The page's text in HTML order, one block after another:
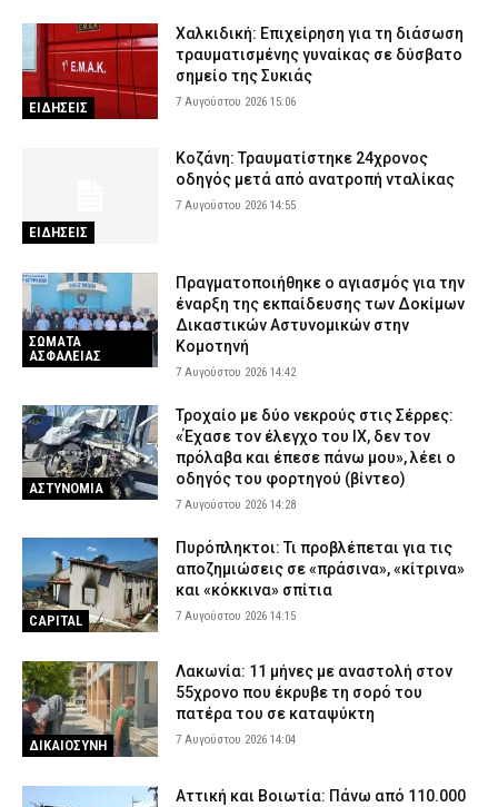
ΕΙΔΗΣΕΙΣ
Χαλκιδική: Επιχείρηση για τη διάσωση
τραυματισμένης γυναίκας σε δύσβατο
σημείο της Συκιάς
7 Αυγούστου 2026 15:06
ΕΙΔΗΣΕΙΣ
Κοζάνη: Τραυματίστηκε 24χρονος
οδηγός μετά από ανατροπή νταλίκας
7 Αυγούστου 2026 14:55
ΣΩΜΑΤΑ
ΑΣΦΑΛΕΙΑΣ
Πραγματοποιήθηκε ο αγιασμός για την
έναρξη της εκπαίδευσης των Δοκίμων
Δικαστικών Αστυνομικών στην
Κομοτηνή
7 Αυγούστου 2026 14:42
ΑΣΤΥΝΟΜΙΑ
Τροχαίο με δύο νεκρούς στις Σέρρες:
«Έχασε τον έλεγχο του ΙΧ, δεν τον
πρόλαβα και έπεσε πάνω μου», λέει ο
οδηγός του φορτηγού (βίντεο)
7 Αυγούστου 2026 14:28
CAPITAL
Πυρόπληκτοι: Τι προβλέπεται για τις
αποζημιώσεις σε «πράσινα», «κίτρινα»
και «κόκκινα» σπίτια
7 Αυγούστου 2026 14:15
ΔΙΚΑΙΟΣΥΝΗ
Λακωνία: 11 μήνες με αναστολή στον
55χρονο που έκρυβε τη σορό του
πατέρα του σε καταψύκτη
7 Αυγούστου 2026 14:04
Αττική και Βοιωτία: Πάνω από 110.000